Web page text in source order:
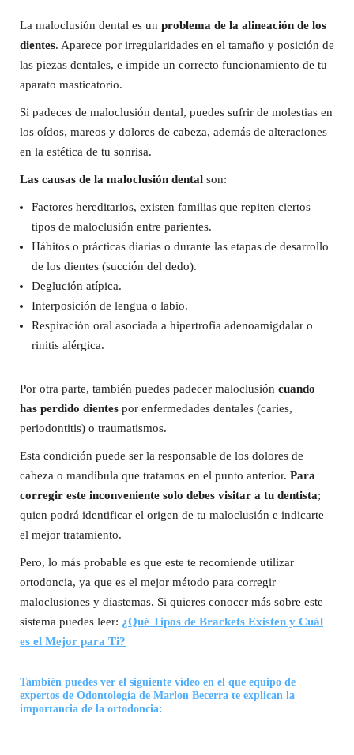
La maloclusión dental es un problema de la alineación de los
dientes. Aparece por irregularidades en el tamaño y posición de
las piezas dentales, e impide un correcto funcionamiento de tu
aparato masticatorio.
Si padeces de maloclusión dental, puedes sufrir de molestias en
los oídos, mareos y dolores de cabeza, además de alteraciones
en la estética de tu sonrisa.
Las causas de la maloclusión dental son:
Factores hereditarios, existen familias que repiten ciertos
tipos de maloclusión entre parientes.
Hábitos o prácticas diarias o durante las etapas de desarrollo
de los dientes (succión del dedo).
Deglución atípica.
Interposición de lengua o labio.
Respiración oral asociada a hipertrofia adenoamigdalar o
rinitis alérgica.
Por otra parte, también puedes padecer maloclusión cuando
has perdido dientes por enfermedades dentales (caries,
periodontitis) o traumatismos.
Esta condición puede ser la responsable de los dolores de
cabeza o mandíbula que tratamos en el punto anterior. Para
corregir este inconveniente solo debes visitar a tu dentista;
quien podrá identificar el origen de tu maloclusión e indicarte
el mejor tratamiento.
Pero, lo más probable es que este te recomiende utilizar
ortodoncia, ya que es el mejor método para corregir
maloclusiones y diastemas. Si quieres conocer más sobre este
sistema puedes leer: ¿Qué Tipos de Brackets Existen y Cuál
es el Mejor para Ti?
También puedes ver el siguiente vídeo en el que equipo de
expertos de Odontología de Marlon Becerra te explican la
importancia de la ortodoncia: